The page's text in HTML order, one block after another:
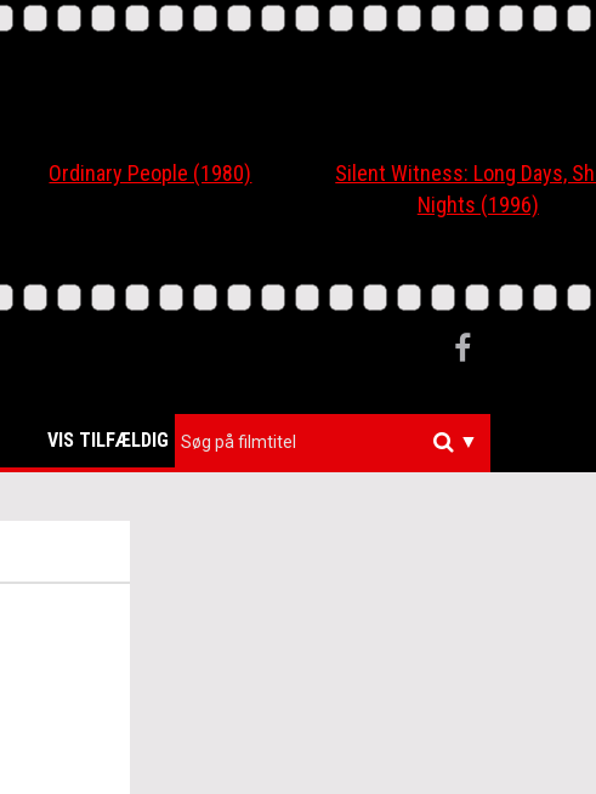
Ordinary People (1980)
Silent Witness: Long Days, Short
Nights (1996)
VIS TILFÆLDIG ▼